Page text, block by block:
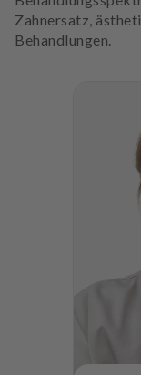
Zahnersatz,
Behandlungen.